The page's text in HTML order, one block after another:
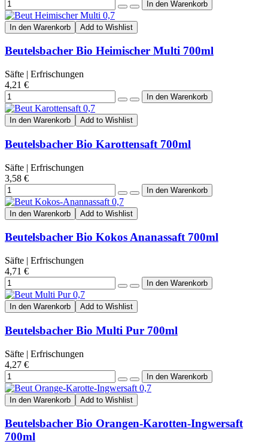
In den Warenkorb Add to Wishlist
Beutelsbacher Bio Heimischer Multi 700ml
Säfte | Erfrischungen
4,21 €
In den Warenkorb Add to Wishlist
Beutelsbacher Bio Karottensaft 700ml
Säfte | Erfrischungen
3,58 €
In den Warenkorb Add to Wishlist
Beutelsbacher Bio Kokos Ananassaft 700ml
Säfte | Erfrischungen
4,71 €
In den Warenkorb Add to Wishlist
Beutelsbacher Bio Multi Pur 700ml
Säfte | Erfrischungen
4,27 €
In den Warenkorb Add to Wishlist
Beutelsbacher Bio Orangen-Karotten-Ingwersaft
700ml